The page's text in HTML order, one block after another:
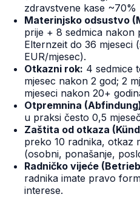
zdravstvene kase
Materinjsko odsustvo
prije + 8 sedmica nakon
Elternzeit do 36 mjeseci
EUR/mjesec).
Otkazni rok: 4 sedmice
mjesec nakon 2 god; 2
mjeseci nakon 20+
Otpremnina
u praksi često 0,5
Zaštita od otkaza
preko 10 radnika, otkaz
(osobni, ponašanje,
Radničko vijeće
radnika imate pravo
interese.